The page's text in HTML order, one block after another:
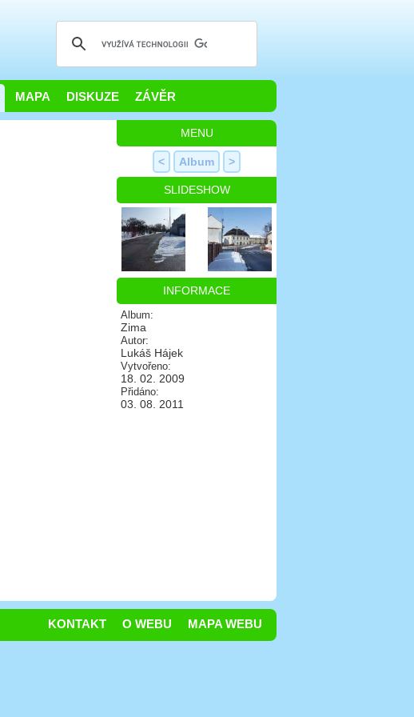
MAPA DISKUZE ZÁVĚR
MENU
< Album >
SLIDESHOW
INFORMACE
Album:
Zima
Autor:
Lukáš Hájek
Vytvořeno:
18. 02. 2009
Přidáno:
03. 08. 2011
MAPA WEBU
O WEBU
KONTAKT